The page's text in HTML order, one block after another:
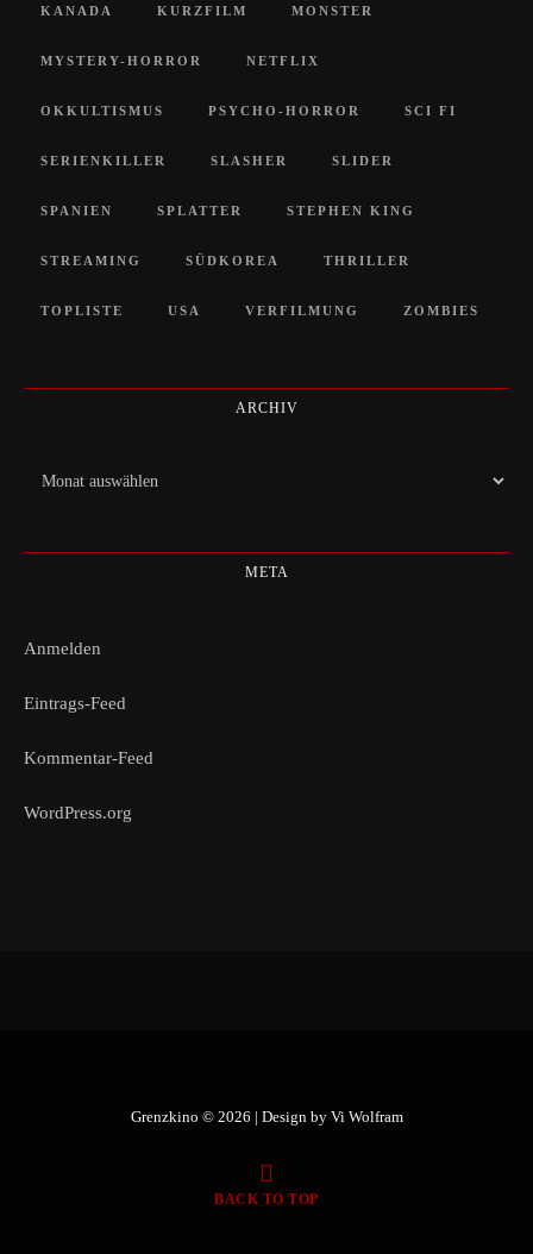
KANADA KURZFILM MONSTER
MYSTERY-HORROR NETFLIX
OKKULTISMUS PSYCHO-HORROR SCI FI
SERIENKILLER SLASHER SLIDER
SPANIEN SPLATTER STEPHEN KING
STREAMING SÜDKOREA THRILLER
TOPLISTE USA VERFILMUNG ZOMBIES
ARCHIV
Archiv
META
Anmelden
Eintrags-Feed
Kommentar-Feed
WordPress.org
Grenzkino © 2026 | Design by Vi Wolfram
BACK TO TOP